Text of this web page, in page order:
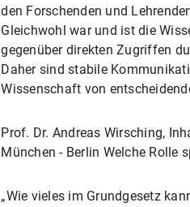
den Forschenden und
Gleichwohl war und ist die
gegenüber direkten Zugriffen
Daher sind stabile
Wissenschaft von
Prof. Dr. Andreas Wirsching,
München - Berlin Welche Rolle
„Wie vieles im Grundgesetz